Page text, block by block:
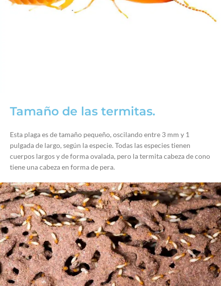
Tamaño de las termitas.
Esta plaga es de tamaño pequeño, oscilando entre 3 mm y 1
pulgada de largo, según la especie. Todas las especies tienen
cuerpos largos y de forma ovalada, pero la termita cabeza de cono
tiene una cabeza en forma de pera.